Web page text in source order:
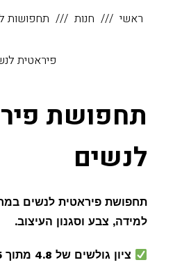
ראשי חנות תחפושות
פיראטית
תחפושת
לנשים
תחפושת פיראטית לנשים
למידה, צבע וסגנון העיצוב.
ציון גולשים של 4.8 מתוך 5 בחנות